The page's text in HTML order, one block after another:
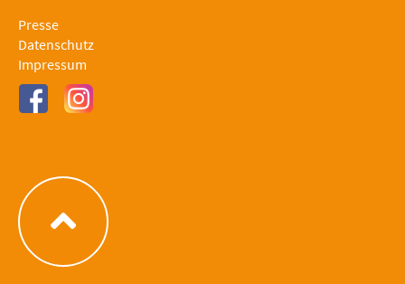
Presse
Datenschutz
Impressum